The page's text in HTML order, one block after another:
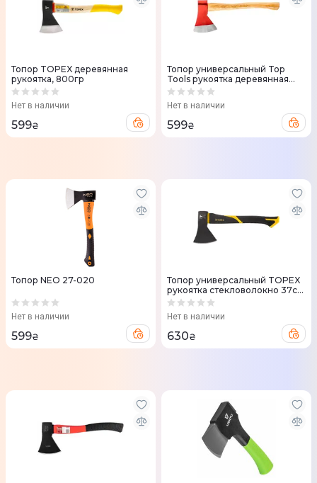
Топор TOPEX деревянная
рукоятка, 800гр
Нет в наличии
599₴
Топор универсальный Top
Tools рукоятка деревянная
72.5см 1250г
Нет в наличии
599₴
Топор NEO 27-020
Нет в наличии
599₴
Топор универсальный TOPEX
рукоятка стекловолокно 37см
600г
Нет в наличии
630₴